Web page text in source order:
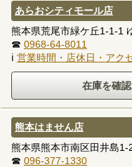
あらおシティモール店
熊本県荒尾市緑ケ丘1-1-1
☎ 0968-64-8011
ℹ 営業時間・店休日・アク
熊本はません店
熊本県熊本市南区田井島
☎ 096-377-1330